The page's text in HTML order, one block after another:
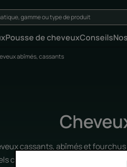
Pousse de cheveuxConseils
abîmés, cassants
cassants, abîmés et
contenus dans les soins René